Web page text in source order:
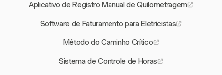
Aplicativo de Registro Manual de Quilometragem
Software de Faturamento para Eletricistas
Método do Caminho Crítico
Sistema de Controle de Horas